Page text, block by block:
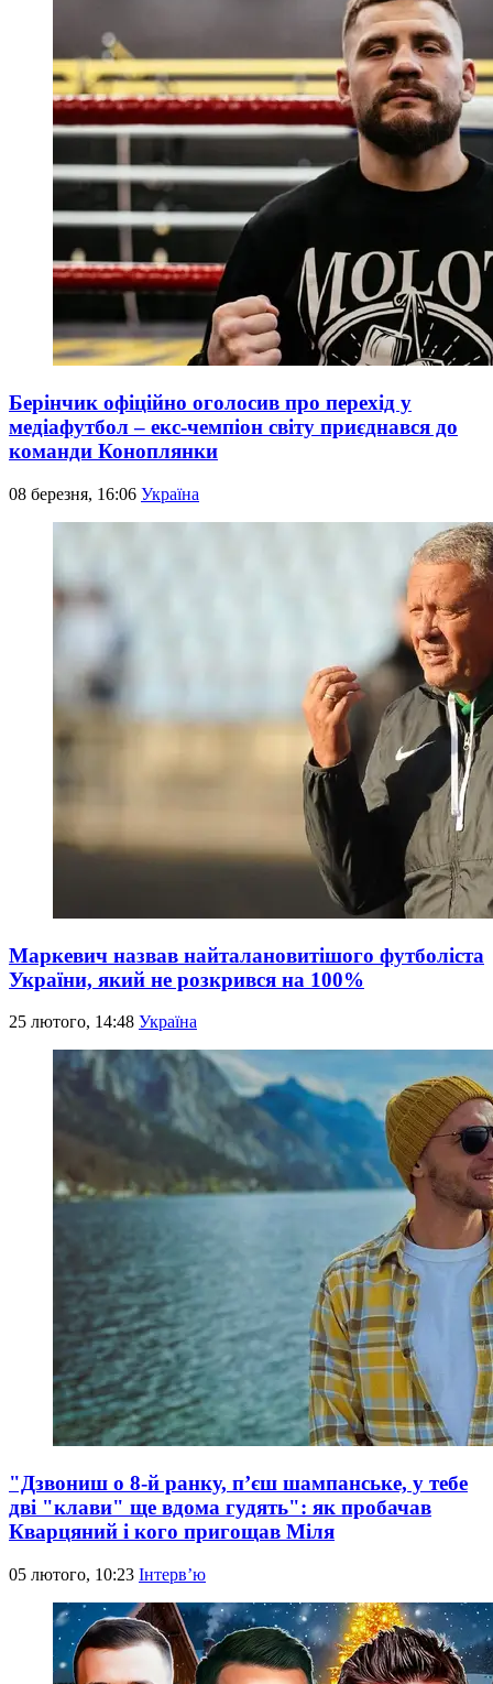
Берінчик офіційно оголосив про перехід у
медіафутбол – екс-чемпіон світу приєднався до
команди Коноплянки
08 березня, 16:06 Україна
Маркевич назвав найталановитішого футболіста
України, який не розкрився на 100%
25 лютого, 14:48 Україна
"Дзвониш о 8-й ранку, п’єш шампанське, у тебе
дві "клави" ще вдома гудять": як пробачав
Кварцяний і кого пригощав Міля
05 лютого, 10:23 Інтерв’ю